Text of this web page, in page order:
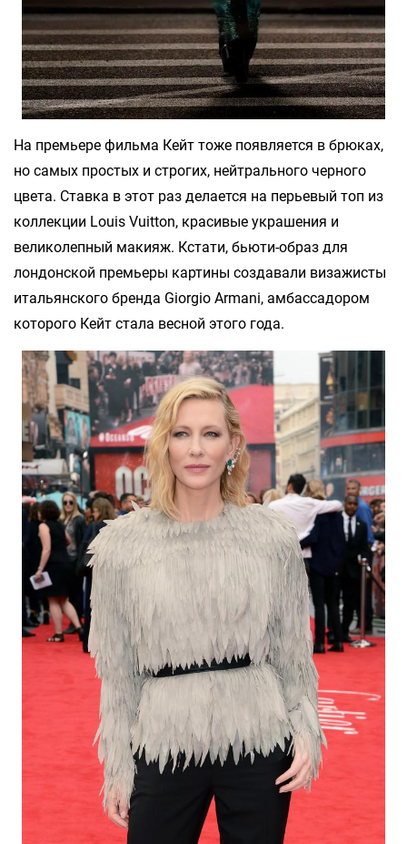
На премьере фильма Кейт тоже появляется в брюках,
но самых простых и строгих, нейтрального черного
цвета. Ставка в этот раз делается на перьевый топ из
коллекции Louis Vuitton, красивые украшения и
великолепный макияж. Кстати, бьюти-образ для
лондонской премьеры картины создавали визажисты
итальянского бренда Giorgio Armani, амбассадором
которого Кейт стала весной этого года.